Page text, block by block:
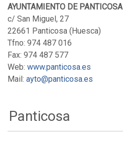
AYUNTAMIENTO DE PANTICOSA
c/ San Miguel, 27
22661 Panticosa (Huesca)
Tfno: 974 487 016
Fax: 974 487 577
Web: www.panticosa.es
Mail: ayto@panticosa.es
Panticosa